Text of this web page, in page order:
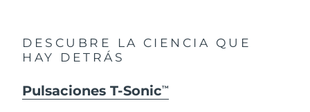
DESCUBRE LA CIENCIA QUE
HAY DETRÁS
Pulsaciones T-SonicTM